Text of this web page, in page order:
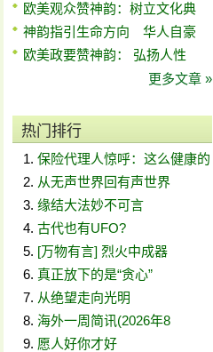
欧美观众赞神韵：树立文化典
神韵指引生命方向 华人自豪
欧美政要赞神韵： 弘扬人性
更多文章 »
热门排行
保险代理人惊呼：这么健康的
从无声世界回有声世界
缘结大法妙不可言
古代也有UFO?
[万物有言] 烈火中成器
真正放下的是“贪心”
从绝望走向光明
海外一周简讯(2026年8
愿人好你才好